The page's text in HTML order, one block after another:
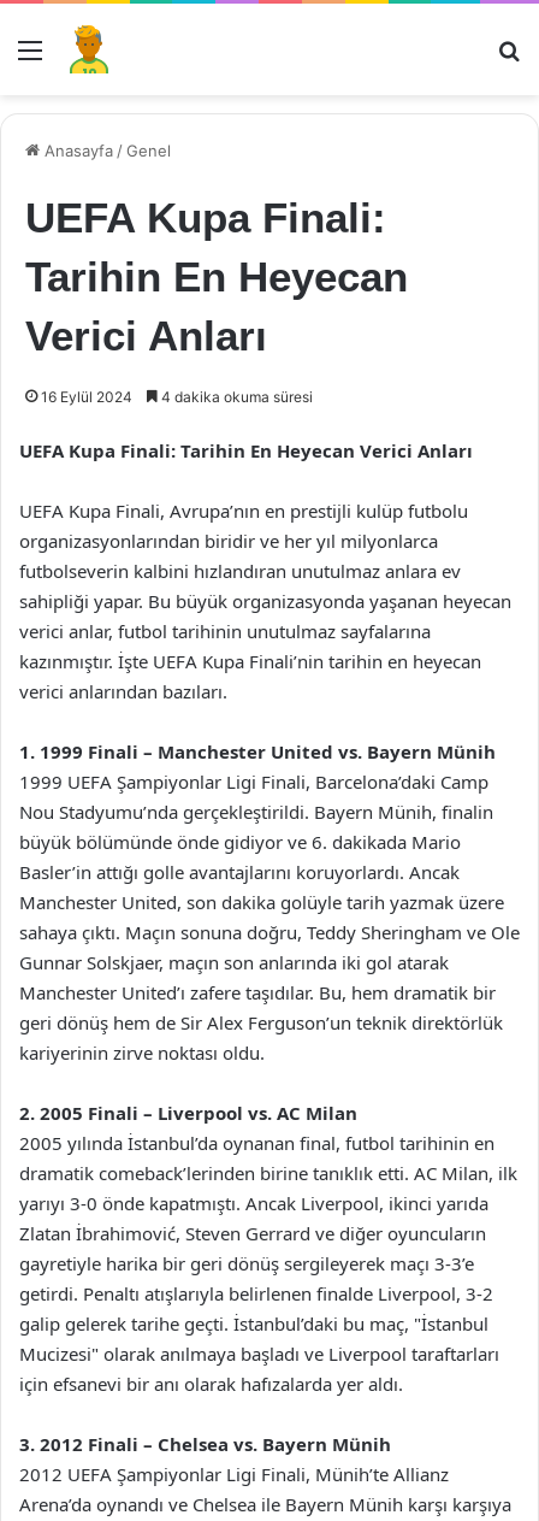
Menü
Anasayfa /Genel
UEFA Kupa Finali:
Tarihin En Heyecan
Verici Anları
16 Eylül 2024 4 dakika okuma süresi
UEFA Kupa Finali: Tarihin En Heyecan Verici Anları
UEFA Kupa Finali, Avrupa’nın en prestijli kulüp futbolu
organizasyonlarından biridir ve her yıl milyonlarca
futbolseverin kalbini hızlandıran unutulmaz anlara ev
sahipliği yapar. Bu büyük organizasyonda yaşanan heyecan
verici anlar, futbol tarihinin unutulmaz sayfalarına
kazınmıştır. İşte UEFA Kupa Finali’nin tarihin en heyecan
verici anlarından bazıları.
1. 1999 Finali – Manchester United vs. Bayern Münih
1999 UEFA Şampiyonlar Ligi Finali, Barcelona’daki Camp
Nou Stadyumu’nda gerçekleştirildi. Bayern Münih, finalin
büyük bölümünde önde gidiyor ve 6. dakikada Mario
Basler’in attığı golle avantajlarını koruyorlardı. Ancak
Manchester United, son dakika golüyle tarih yazmak üzere
sahaya çıktı. Maçın sonuna doğru, Teddy Sheringham ve Ole
Gunnar Solskjaer, maçın son anlarında iki gol atarak
Manchester United’ı zafere taşıdılar. Bu, hem dramatik bir
geri dönüş hem de Sir Alex Ferguson’un teknik direktörlük
kariyerinin zirve noktası oldu.
2. 2005 Finali – Liverpool vs. AC Milan
2005 yılında İstanbul’da oynanan final, futbol tarihinin en
dramatik comeback’lerinden birine tanıklık etti. AC Milan, ilk
yarıyı 3-0 önde kapatmıştı. Ancak Liverpool, ikinci yarıda
Zlatan İbrahimović, Steven Gerrard ve diğer oyuncuların
gayretiyle harika bir geri dönüş sergileyerek maçı 3-3’e
getirdi. Penaltı atışlarıyla belirlenen finalde Liverpool, 3-2
galip gelerek tarihe geçti. İstanbul’daki bu maç, "İstanbul
Mucizesi" olarak anılmaya başladı ve Liverpool taraftarları
için efsanevi bir anı olarak hafızalarda yer aldı.
3. 2012 Finali – Chelsea vs. Bayern Münih
2012 UEFA Şampiyonlar Ligi Finali, Münih’te Allianz
Arena’da oynandı ve Chelsea ile Bayern Münih karşı karşıya